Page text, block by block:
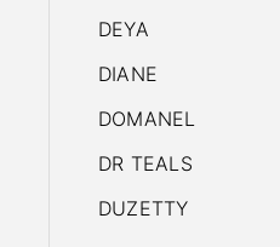
DEYA
DIANE
DOMANEL
DR TEALS
DUZETTY